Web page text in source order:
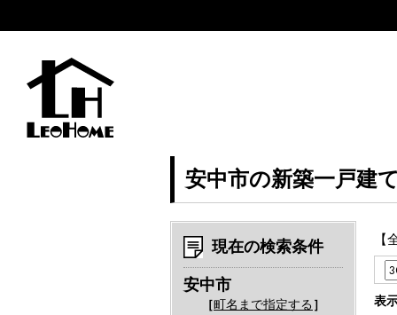
安中市の新築一戸建
【
表
現在の検索条件
安中市
［町名まで指定する ］